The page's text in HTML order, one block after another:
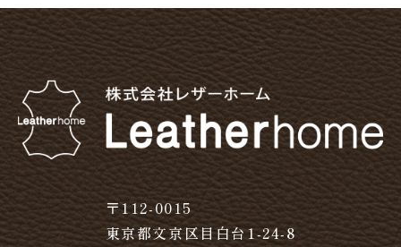
〒112-0015
東京都文京区目白台1-24-8